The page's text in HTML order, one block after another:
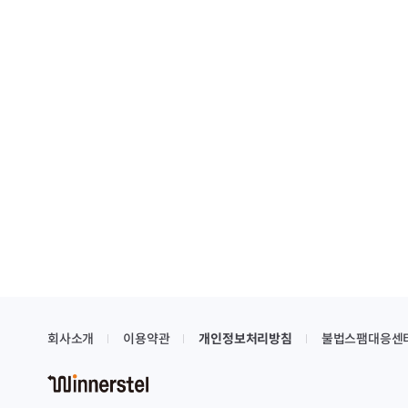
회사소개 이용약관 개인정보처리방침 불법스팸대응센